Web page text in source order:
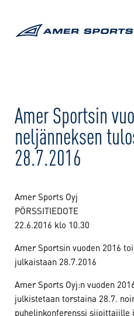
Amer Sportsin
neljänneksen
28.7.2016
Amer Sports Oyj
PÖRSSITIEDOTE
22.6.2016 klo 10.30
Amer Sportsin vuoden 2016
julkaistaan 28.7.2016
Amer Sports Oyj:n vuoden
julkistetaan torstaina 28.7.
puhelinkonferenssi sijoittajille